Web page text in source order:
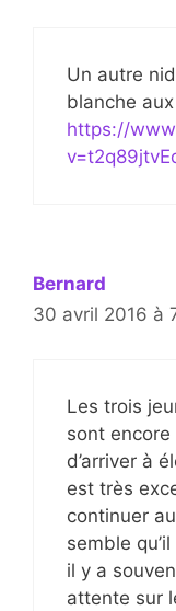
Un autre
blanche
https://
Bernard
30 avril 2016 à
Les trois
sont
d’arriver à
est très
continuer
semble
il y a
attente sur